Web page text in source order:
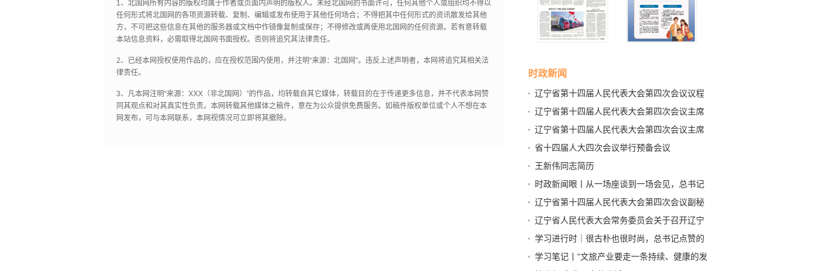
1、北国网所有内容的版权均属于作者或页面内声明的版权人。未经北国网的书面许可，任何其他个人或组织均不得以
任何形式将北国网的各项资源转载、复制、编辑或发布使用于其他任何场合；不得把其中任何形式的资讯散发给其他
方，不可把这些信息在其他的服务器或文档中作镜像复制或保存；不得修改或再使用北国网的任何资源。若有意转载
本站信息资料，必需取得北国网书面授权。否则将追究其法律责任。
2、已经本网授权使用作品的，应在授权范围内使用，并注明“来源：北国网”。违反上述声明者，本网将追究其相关法
律责任。
3、凡本网注明“来源：XXX（非北国网）”的作品，均转载自其它媒体，转载目的在于传递更多信息，并不代表本网赞
同其观点和对其真实性负责。本网转载其他媒体之稿件，意在为公众提供免费服务。如稿件版权单位或个人不想在本
网发布，可与本网联系，本网视情况可立即将其撤除。
时政新闻
辽宁省第十四届人民代表大会第四次会议议程
辽宁省第十四届人民代表大会第四次会议主席
团和秘书长名单
辽宁省第十四届人民代表大会第四次会议主席
团常务主席名单
省十四届人大四次会议举行预备会议
王新伟同志简历
时政新闻眼丨从一场座谈到一场会见，总书记
两次讲话传递鲜明信息
辽宁省第十四届人民代表大会第四次会议副秘
书长名单
辽宁省人民代表大会常务委员会关于召开辽宁
省第十四届人民代表大会第四次会议的决定
学习进行时｜很古朴也很时尚，总书记点赞的
那些中国锦绣
学习笔记丨“文旅产业要走一条持续、健康的发